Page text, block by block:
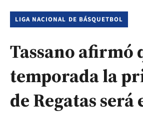
LIGA NACIONAL DE BÁSQUETBOL
Tassano afirmó
temporada la
de Regatas será